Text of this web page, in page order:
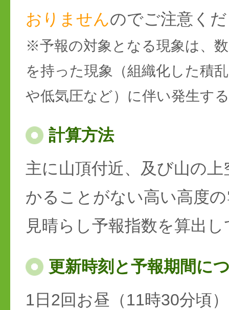
おりませんのでご注意く
※予報の対象となる現象は、
を持った現象（組織化した積
や低気圧など）に伴い発生す
計算方法
主に山頂付近、及び山の
かることがない高い高度
見晴らし予報指数を算出
更新時刻と予報期間に
1日2回お昼（11時30分頃